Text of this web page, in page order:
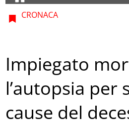
CRONACA
Impiegato
l’autopsia per
cause del